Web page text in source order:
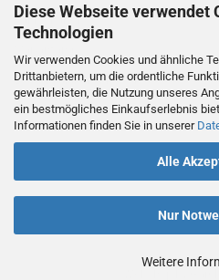
Diese Webseite verwendet
Technologien
Wir verwenden Cookies und ähnliche
Drittanbietern, um die ordentliche
gewährleisten, die Nutzung unseres
ein bestmögliches Einkaufserlebnis
Informationen finden Sie in unserer
Alle
Nur
Weitere
Rahmenarten
EG Genauigkeitsklassen
Cookie Einstellungen